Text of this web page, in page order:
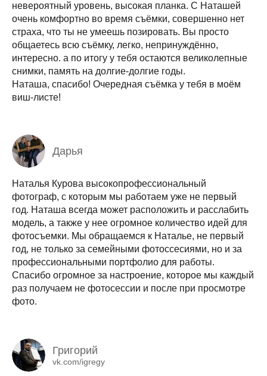
невероятный уровень, высокая планка. С Наташей
очень комфортно во время съёмки, совершенно нет
страха, что ты не умеешь позировать. Вы просто
общаетесь всю съёмку, легко, непринуждённо,
интересно. а по итогу у тебя остаются великолепные
снимки, память на долгие-долгие годы.
Наташа, спасибо! Очередная съёмка у тебя в моём
виш-листе!
Дарья
Наталья Курова высокопрофессиональный
фотограф, с которым мы работаем уже не первый
год. Наташа всегда может расположить и расслабить
модель, а также у нее огромное количество идей для
фотосъемки. Мы обращаемся к Наталье, не первый
год, не только за семейными фотоссесиями, но и за
профессиональными портфолио для работы.
Спасибо огромное за настроение, которое мы каждый
раз получаем не фотосессии и после при просмотре
фото.
Григорий
vk.com/igregy